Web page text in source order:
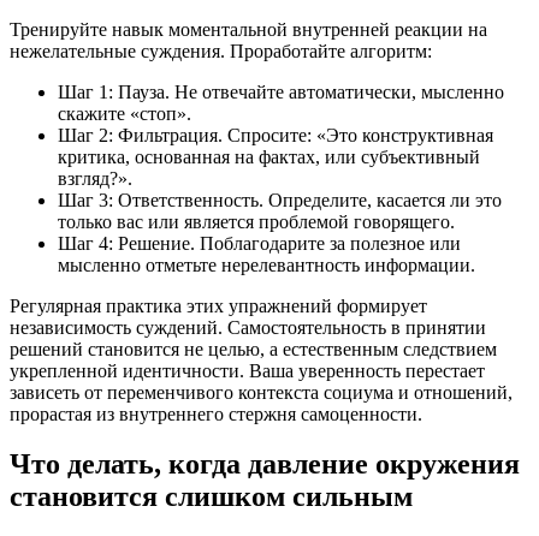
Тренируйте навык моментальной внутренней реакции на
нежелательные суждения. Проработайте алгоритм:
Шаг 1: Пауза. Не отвечайте автоматически, мысленно
скажите «стоп».
Шаг 2: Фильтрация. Спросите: «Это конструктивная
критика, основанная на фактах, или субъективный
взгляд?».
Шаг 3: Ответственность. Определите, касается ли это
только вас или является проблемой говорящего.
Шаг 4: Решение. Поблагодарите за полезное или
мысленно отметьте нерелевантность информации.
Регулярная практика этих упражнений формирует
независимость суждений. Самостоятельность в принятии
решений становится не целью, а естественным следствием
укрепленной идентичности. Ваша уверенность перестает
зависеть от переменчивого контекста социума и отношений,
прорастая из внутреннего стержня самоценности.
Что делать, когда давление окружения
становится слишком сильным